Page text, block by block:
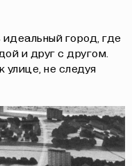
город, где
и друг с другом.
улице, не следуя